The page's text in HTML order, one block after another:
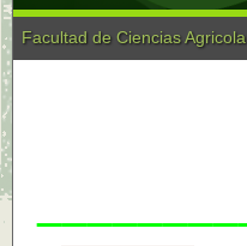
Facultad de Ciencias Agricola